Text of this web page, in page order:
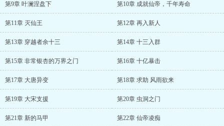
第9章 叶澜涅盘下 第10章 成就仙帝，千年寿命
第11章 灭仙王 第12章 再入新人
第13章 穿越者余十三 第14章 十三入群
第15章 非常银杏的万界之门 第16章 十亿暴击
第17章 大唐异变 第18章 求助 风雨欲来
第19章 大宋支援 第20章 虫洞之门
第21章 新的马甲 第22章 仙帝凌痴